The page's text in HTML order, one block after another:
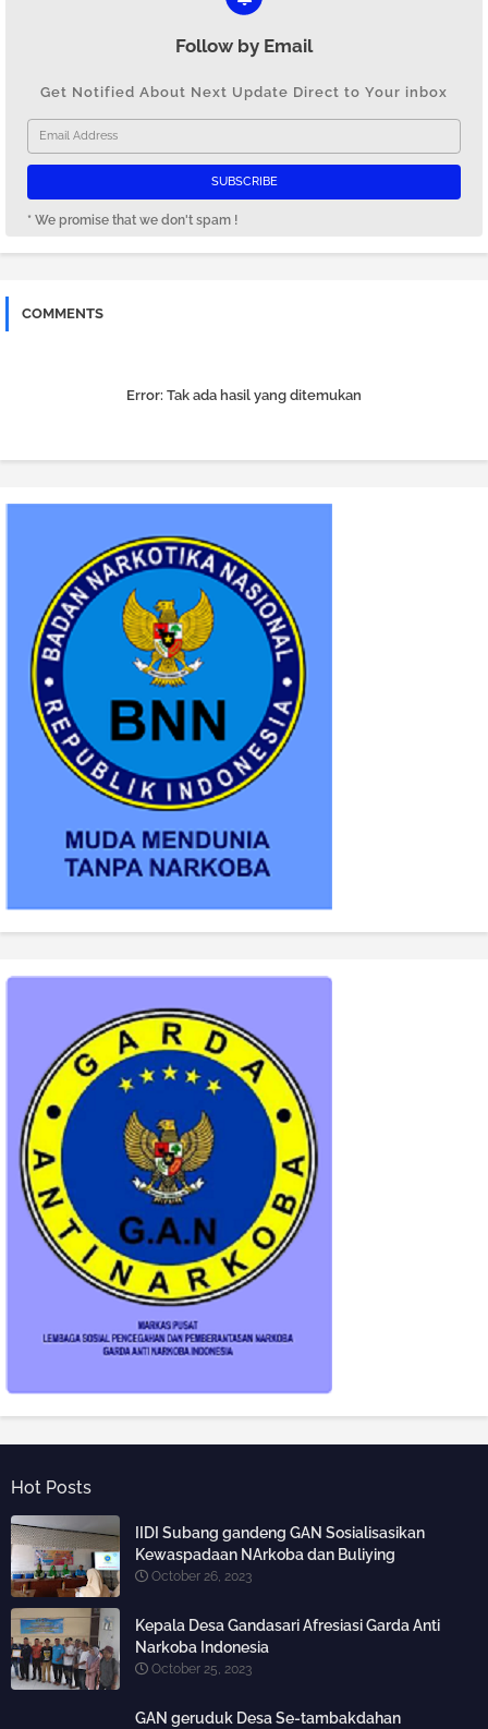
Follow by Email
Get Notified About Next Update Direct to Your inbox
* We promise that we don't spam !
COMMENTS
Error: Tak ada hasil yang ditemukan
Hot Posts
IIDI Subang gandeng GAN Sosialisasikan
Kewaspadaan NArkoba dan Buliying
October 26, 2023
Kepala Desa Gandasari Afresiasi Garda Anti
Narkoba Indonesia
October 25, 2023
GAN geruduk Desa Se-tambakdahan